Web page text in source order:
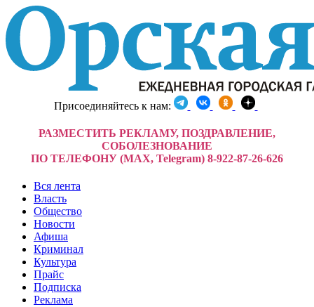
Присоединяйтесь к нам:
РАЗМЕСТИТЬ РЕКЛАМУ, ПОЗДРАВЛЕНИЕ,
СОБОЛЕЗНОВАНИЕ
ПО ТЕЛЕФОНУ (MAX, Telegram) 8-922-87-26-626
Вся лента
Власть
Общество
Новости
Афиша
Криминал
Культура
Прайс
Подписка
Реклама